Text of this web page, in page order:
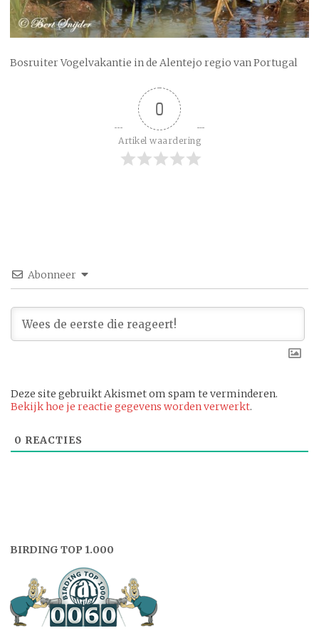
Bosruiter Vogelvakantie in de Alentejo regio van Portugal
0
Artikel waardering
Abonneer
Deze site gebruikt Akismet om spam te verminderen.
Bekijk hoe je reactie gegevens worden verwerkt.
0 REACTIES
BIRDING TOP 1.000